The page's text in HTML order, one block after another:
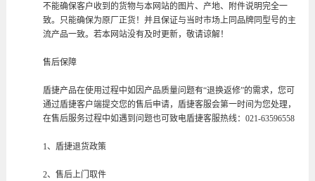
不能确保客户收到的货物与本网站的图片、产地、附件说明完全一
致。只能确保为原厂正货！并且保证与当时市场上同品牌同型号的主
流产品一致。若本网站没有及时更新，敬请谅解！
售后保障
盾捷产品在使用过程中如因产品质量问题有“退换返修”的需求，您可
通过盾捷客户端提交您的售后申请，盾捷客服会第一时间为您处理，
在售后服务过程中如遇到问题也可致电盾捷客服热线：021-63596558
1、盾捷退货政策
2、售后上门取件